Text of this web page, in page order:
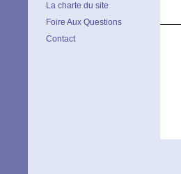
La charte du site
Foire Aux Questions
Contact